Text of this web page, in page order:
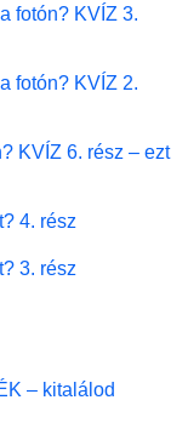
fotón? KVÍZ 3.
fotón? KVÍZ 2.
KVÍZ 6. rész – ezt
4. rész
3. rész
– kitalálod